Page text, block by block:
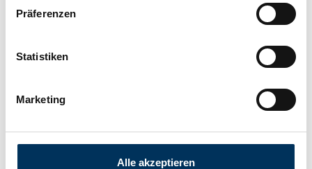
Präferenzen
Statistiken
Marketing
Alle akzeptieren